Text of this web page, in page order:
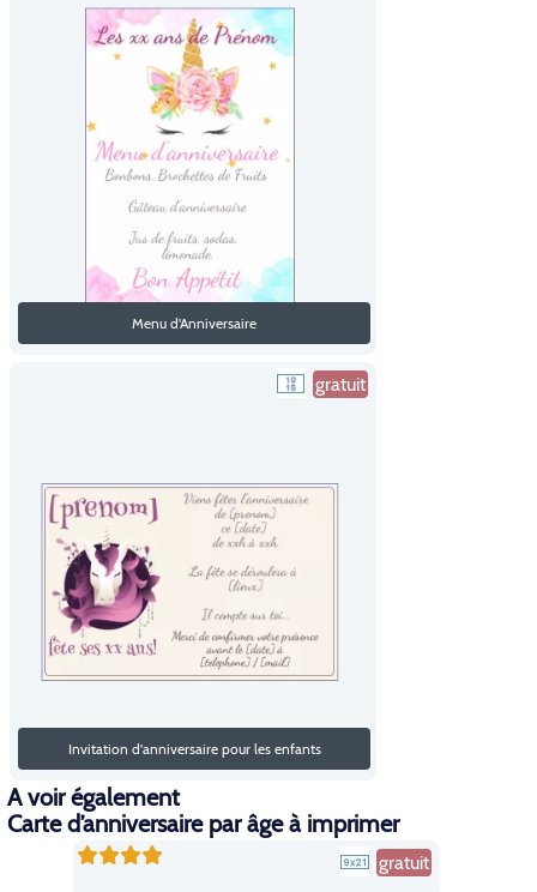
Menu d'Anniversaire
gratuit
Invitation d'anniversaire pour les enfants
A voir également
Carte d’anniversaire par âge à imprimer
gratuit